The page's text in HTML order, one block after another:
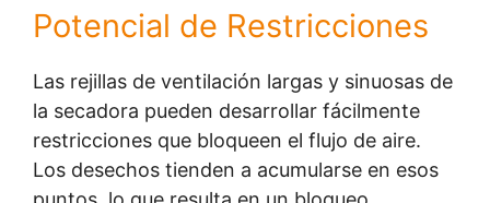
Potencial de Restricciones
Las rejillas de ventilación largas y sinuosas de
la secadora pueden desarrollar fácilmente
restricciones que bloqueen el flujo de aire.
Los desechos tienden a acumularse en esos